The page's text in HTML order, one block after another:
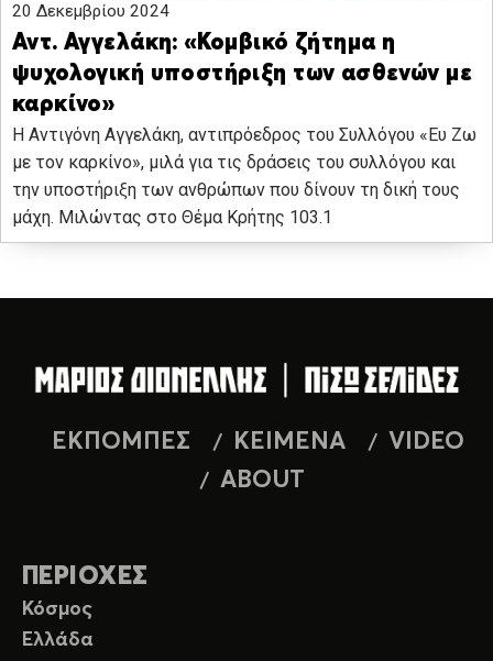
20 Δεκεμβρίου 2024
Αντ. Αγγελάκη: «Κομβικό ζήτημα η
ψυχολογική υποστήριξη των ασθενών με
καρκίνο»
Η Αντιγόνη Αγγελάκη, αντιπρόεδρος του Συλλόγου «Ευ Ζω
με τον καρκίνο», μιλά για τις δράσεις του συλλόγου και
την υποστήριξη των ανθρώπων που δίνουν τη δική τους
μάχη. Μιλώντας στο Θέμα Κρήτης 103.1
ΕΚΠΟΜΠΕΣ ΚΕΙΜΕΝΑ
VIDEO
ABOUT
ΠΕΡΙΟΧΕΣ
Κόσμος
Ελλάδα